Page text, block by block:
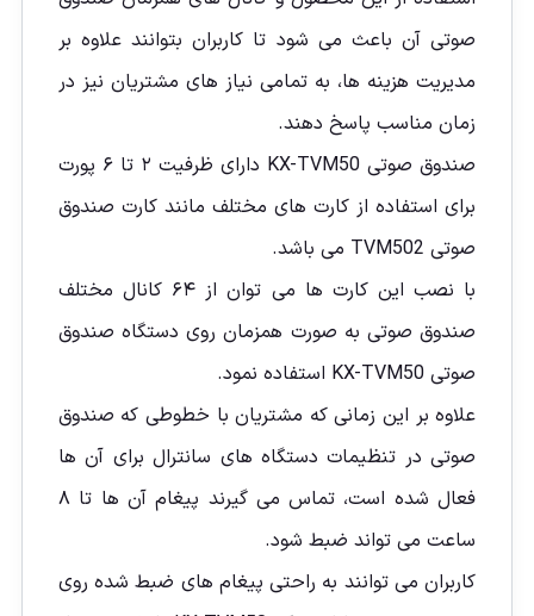
صوتی آن باعث می شود تا کاربران بتوانند علاوه بر
مدیریت هزینه ها، به تمامی نیاز های مشتریان نیز در
زمان مناسب پاسخ دهند.
صندوق صوتی KX-TVM50 دارای ظرفیت ۲ تا ۶ پورت
برای استفاده از کارت های مختلف مانند کارت صندوق
صوتی TVM502 می باشد.
با نصب این کارت ها می توان از ۶۴ کانال مختلف
صندوق صوتی به صورت همزمان روی دستگاه صندوق
صوتی KX-TVM50 استفاده نمود.
علاوه بر این زمانی که مشتریان با خطوطی که صندوق
صوتی در تنظیمات دستگاه های سانترال برای آن ها
فعال شده است، تماس می گیرند پیغام آن ها تا ۸
ساعت می تواند ضبط شود.
کاربران می توانند به راحتی پیغام های ضبط شده روی